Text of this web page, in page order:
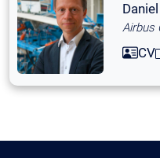
Airbus
CV